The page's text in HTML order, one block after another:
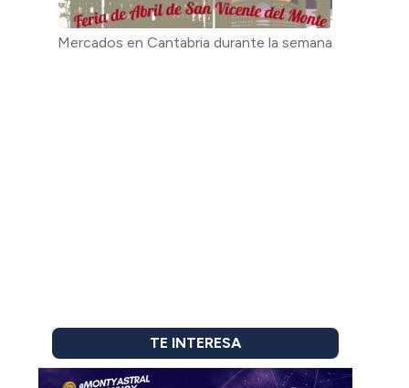
Mercados en Cantabria durante la semana
TE INTERESA